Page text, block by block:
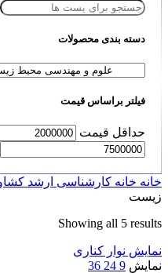
دسته بندی محصولات
فیلتر براساس قیمت
حداقل قیمت
خانه خانه کارشناسی ارشد
زیست
Showing all 5 results
نمایش نوار کناری
نمایش 9
24
36